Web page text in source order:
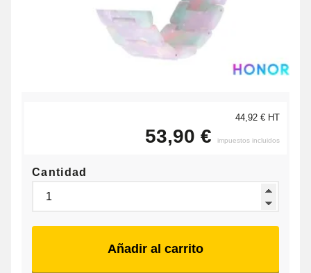
44,92 € HT
53,90 € impuestos incluidos
Cantidad
Añadir al carrito